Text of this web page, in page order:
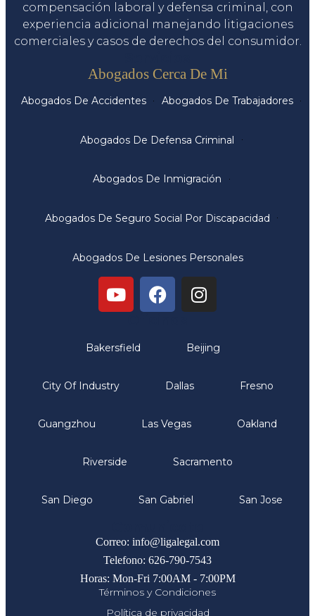
compensación laboral y defensa criminal, con
experiencia adicional manejando litigaciones
comerciales y casos de derechos del consumidor.
Abogados Cerca De Mi
Abogados De Accidentes Abogados De Trabajadores
Abogados De Defensa Criminal
Abogados De Inmigración
Abogados De Seguro Social Por Discapacidad
Abogados De Lesiones Personales
Bakersfield Beijing
City Of Industry Dallas Fresno
Guangzhou Las Vegas Oakland
Riverside Sacramento
San Diego San Gabriel San Jose
Correo: info@ligalegal.com
Telefono: 626-790-7543
Horas: Mon-Fri 7:00AM - 7:00PM
Términos y Condiciones
Política de privacidad